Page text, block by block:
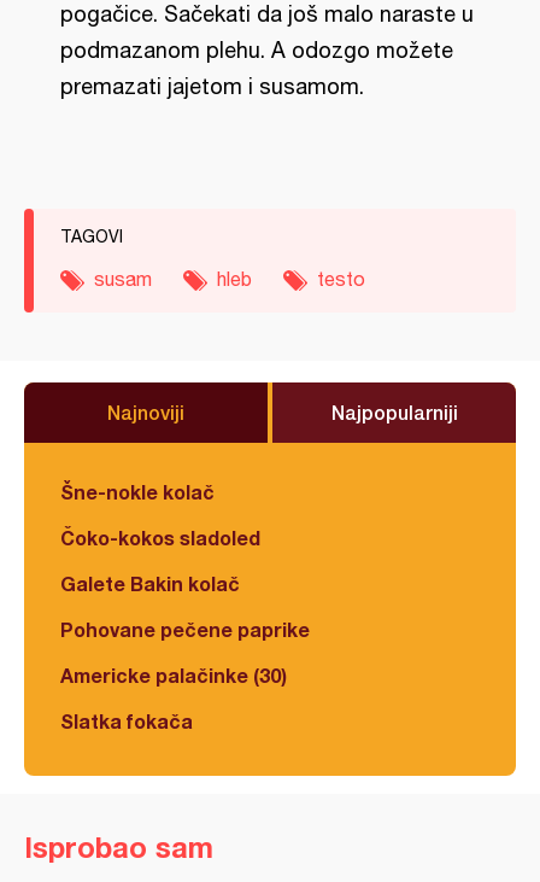
pogačice. Sačekati da još malo naraste u
podmazanom plehu. A odozgo možete
premazati jajetom i susamom.
TAGOVI
susam hleb testo
Najnoviji Najpopularniji
Šne-nokle kolač
Čoko-kokos sladoled
Galete Bakin kolač
Pohovane pečene paprike
Americke palačinke (30)
Slatka fokača
Isprobao sam